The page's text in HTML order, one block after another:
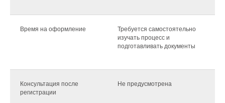
Время на оформление
Требуется самостоятельно
изучать процесс и
подготавливать документы
Консультация после
регистрации
Не предусмотрена